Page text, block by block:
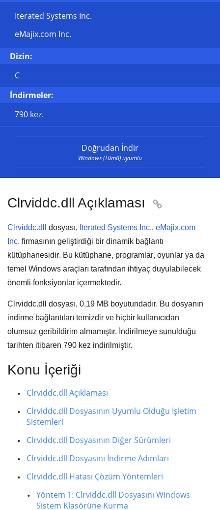
Iterated Systems Inc.
eMajix.com Inc.
Dizin:
C
İndirmeler:
790 kez.
Doğrudan İndir
Windows (Tümü) uyumlu
Clrviddc.dll Açıklaması 
Clrviddc.dll dosyası, Iterated Systems Inc., eMajix.com
Inc. firmasının geliştirdiği bir dinamik bağlantı
kütüphanesidir. Bu kütüphane, programlar, oyunlar ya da
temel Windows araçları tarafından ihtiyaç duyulabilecek
önemli fonksiyonlar içermektedir.
Clrviddc.dll dosyası, 0.19 MB boyutundadır. Bu dosyanın
indirme bağlantıları temizdir ve hiçbir kullanıcıdan
olumsuz geribildirim almamıştır. İndirilmeye sunulduğu
tarihten itibaren 790 kez indirilmiştir.
Konu İçeriği
Clrviddc.dll Açıklaması
Clrviddc.dll Dosyasının Uyumlu Olduğu İşletim
Sistemleri
Clrviddc.dll Dosyasının Diğer Sürümleri
Clrviddc.dll Dosyasını İndirme Adımları
Clrviddc.dll Hatası Çözüm Yöntemleri
Yöntem 1: Clrviddc.dll Dosyasını Windows
Sistem Klasörüne Kurma